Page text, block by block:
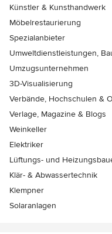
Künstler & Kunsthandwerk
Möbelrestaurierung
Spezialanbieter
Umweltdienstleistungen,
Umzugsunternehmen
3D-Visualisierung
Verbände, Hochschulen &
Verlage, Magazine & Blogs
Weinkeller
Elektriker
Lüftungs- und
Klär- & Abwassertechnik
Klempner
Solaranlagen